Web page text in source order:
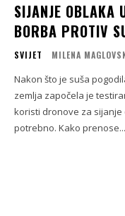
SIJANJE OBLAKA
BORBA PROTIV
SVIJET MILENA
Nakon što je suša
zemlja započela je
koristi dronove za sijanje
potrebno. Kako prenose...